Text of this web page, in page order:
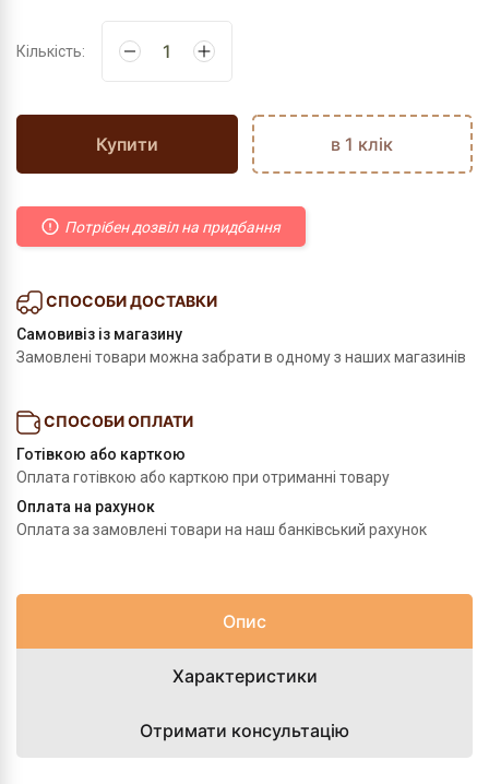
Кількість:
Купити в 1 клік
Потрібен дозвіл на придбання
СПОСОБИ ДОСТАВКИ
Самовивіз із магазину
Замовлені товари можна забрати в одному з наших магазинів
СПОСОБИ ОПЛАТИ
Готівкою або карткою
Оплата готівкою або карткою при отриманні товару
Оплата на рахунок
Оплата за замовлені товари на наш банківський рахунок
Опис
Характеристики
Отримати консультацію